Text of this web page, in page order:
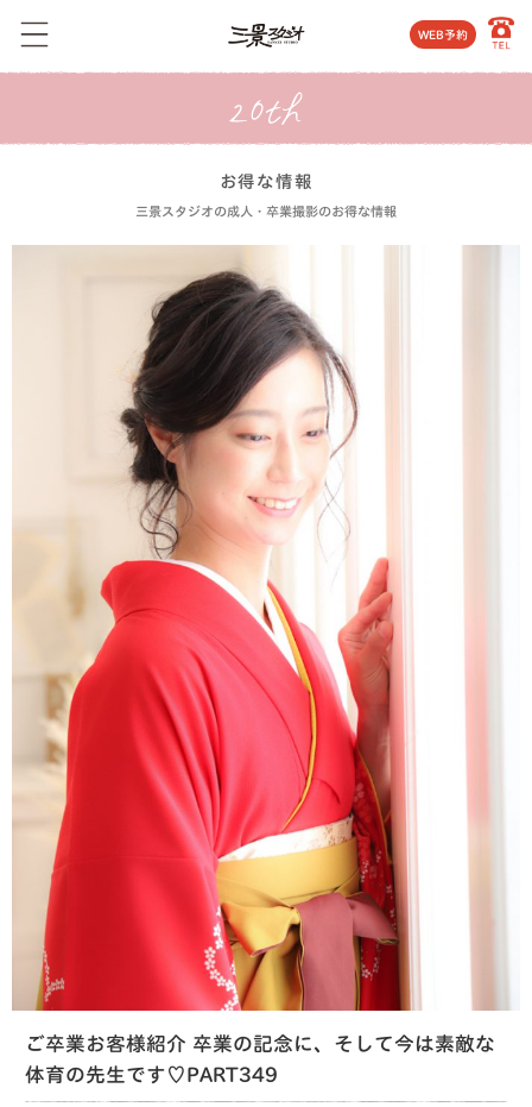
WEB予約
お得な情報
三景スタジオの成人・卒業撮影のお得な情報
ご卒業お客様紹介 卒業の記念に、そして今は素敵な
体育の先生です♡PART349